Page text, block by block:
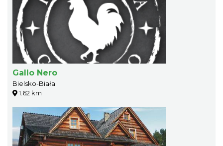
Gallo Nero
Bielsko-Biała
1.62 km